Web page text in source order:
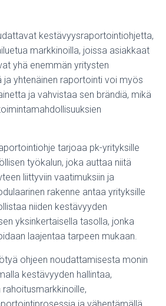
kestävyysraportointiohjetta,
markkinoilla, joissa asiakkaat
yhä enemmän yritysten
ja yhtenäinen raportointi voi myös
ja vahvistaa sen brändiä, mikä
tarjoaa pk-yrityksille
työkalun, joka auttaa niitä
liittyviin vaatimuksiin ja
rakenne antaa yrityksille
niiden kestävyyden
yksinkertaisella tasolla, jonka
laajentaa tarpeen mukaan.
ohjeen noudattamisesta monin
kestävyyden hallintaa,